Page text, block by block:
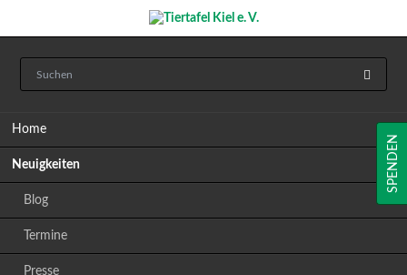
Home
Neuigkeiten
Blog
Termine
Presse
SPENDEN